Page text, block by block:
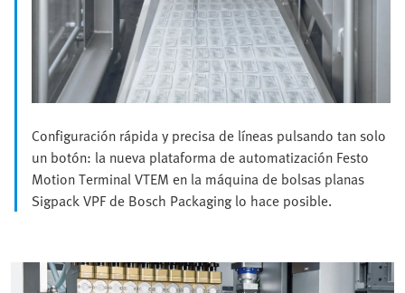
Configuración rápida y precisa de líneas pulsando tan solo
un botón: la nueva plataforma de automatización Festo
Motion Terminal VTEM en la máquina de bolsas planas
Sigpack VPF de Bosch Packaging lo hace posible.